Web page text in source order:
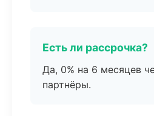
Есть ли рассрочка?
Да, 0% на 6 месяцев
партнёры.